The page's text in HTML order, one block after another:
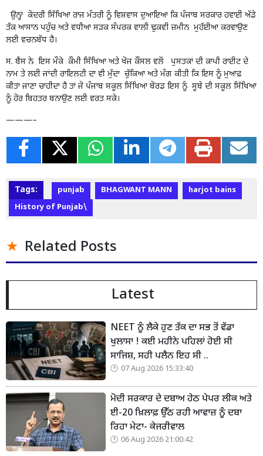
ਉਨ੍ਹਾਂ ਕੇਂਦਰੀ ਸਿੱਖਿਆ ਰਾਜ ਮੰਤਰੀ ਨੂੰ ਵਿਸ਼ਵਾਸ ਦੁਆਇਆ ਕਿ ਪੰਜਾਬ ਸਰਕਾਰ ਹਵਾਈ ਅੱਡੇ
ਤੱਕ ਆਸਾਨ ਪਹੁੰਚ ਅਤੇ ਵਧੀਆ ਸੜਕ ਸੰਪਰਕ ਵਾਲੀ ਢੁਕਵੀਂ ਜ਼ਮੀਨ ਮੁਹੱਈਆ ਕਰਵਾਉਣ
ਲਈ ਵਚਨਬੱਧ ਹੈ।
ਸ. ਬੈਂਸ ਨੇ ਇਸ ਮੌਕੇ ਕੌਮੀ ਸਿੱਖਿਆ ਅਤੇ ਖੋਜ ਕੌਂਸਲ ਵਲੋਂ ਪੁਸਤਕਾਂ ਦੀ ਕਾਪੀ ਰਾਈਟ ਦੇ
ਨਾਮ ਤੇ ਲਈ ਜਾਂਦੀ ਰਾਇਲਟੀ ਦਾ ਵੀ ਮੁੱਦਾ ਚੁੱਕਿਆ ਅਤੇ ਮੰਗ ਕੀਤੀ ਕਿ ਇਸ ਨੂੰ ਮੁਆਫ਼
ਕੀਤਾ ਜਾਣਾ ਚਾਹੀਦਾ ਹੈ ਤਾਂ ਜੋ ਪੰਜਾਬ ਸਕੂਲ ਸਿੱਖਿਆ ਬੋਰਡ ਇਸ ਨੂੰ ਸੂਬੇ ਦੀ ਸਕੂਲ ਸਿੱਖਿਆ
ਨੂੰ ਹੋਰ ਬਿਹਤਰ ਬਨਾਉਣ ਲਈ ਵਰਤ ਸਕੇ।
———–
Tags: punjab BHAGWANT MANN
harjot bains
History of Punjab\
Related Posts
Latest
NEET ਨੂੰ ਲੈਕੇ ਹੁਣ ਤੱਕ ਦਾ ਸਭ ਤੋਂ ਵੱਡਾ
ਖੁਲਾਸਾ ! ਕਈ ਮਹੀਨੇ ਪਹਿਲਾਂ ਹੋਈ ਸੀ
ਸਾਜਿਸ਼, ਸਹੀ ਪਲੈਨ ਇਹ ਸੀ ..
07 Aug 2026 15:33:40
ਮੋਦੀ ਸਰਕਾਰ ਦੇ ਦਬਾਅ ਹੇਠ ਪੇਪਰ ਲੀਕ ਅਤੇ
ਈ-20 ਖ਼ਿਲਾਫ਼ ਉੱਠ ਰਹੀ ਆਵਾਜ਼ ਨੂੰ ਦਬਾ
ਰਿਹਾ ਮੇਟਾ- ਕੇਜਰੀਵਾਲ
06 Aug 2026 21:00:42